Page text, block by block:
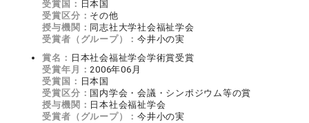
受賞国： 日本国
受賞区分： その他
授与機関： 同志社大学社会福祉学会
受賞者（グループ）：今井小の実
賞名： 日本社会福祉学会学術賞受賞
受賞年月：2006年06月
受賞国： 日本国
受賞区分： 国内学会・会議・シンポジウム等の賞
授与機関： 日本社会福祉学会
受賞者（グループ）：今井小の実